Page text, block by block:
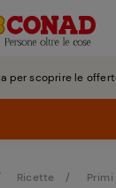
per scoprire le
Ricette